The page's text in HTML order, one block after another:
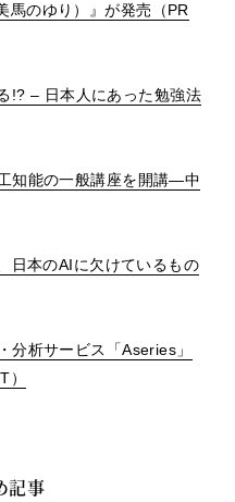
馬のゆり）』が発売（PR
!? – 日本人にあった勉強法
知能の一般講座を開講―中
日本のAIに欠けているもの
分析サービス「Aseries 」
）
記事